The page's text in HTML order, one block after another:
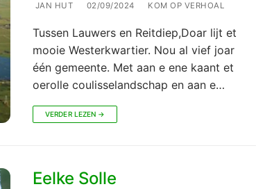
JAN HUT 02/09/2024 KOM OP VERHOAL
Tussen Lauwers en Reitdiep,Doar lijt et
mooie Westerkwartier. Nou al vief joar
één gemeente. Met aan e ene kaant et
oerolle coulisselandschap en aan e…
VERDER LEZEN →
Eelke Solle